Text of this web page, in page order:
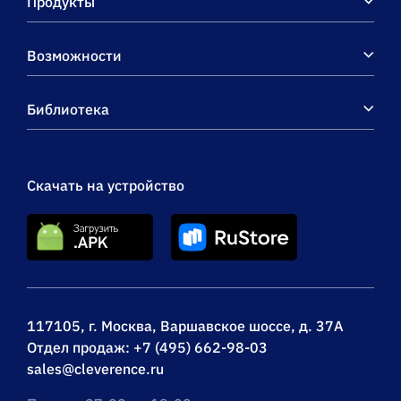
117105, г. Москва, Варшавское шоссе, д. 37А
Отдел продаж: +7 (495) 662-98-03
sales@cleverence.ru
Скачать на устройство
Возможности
Библиотека